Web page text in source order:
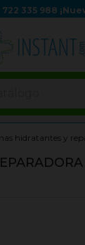
722 335 988
hidratantes y